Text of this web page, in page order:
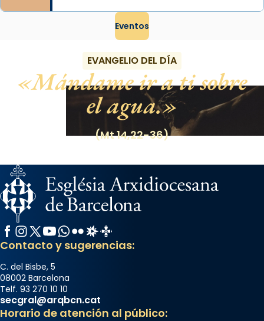
Eventos
EVANGELIO DEL DÍA
Mándame ir a ti sobre
el agua.
(Mt 14,22-36)
Facebook
Instagram
X / Twitter
YouTube
WhatsApp
FlickrRadio Estel
Catalunya Cristiana
Contacto y sugerencias:
C. del Bisbe, 5
08002 Barcelona
Telf. 93 270 10 10
secgral@arqbcn.cat
Horario de atención al público: